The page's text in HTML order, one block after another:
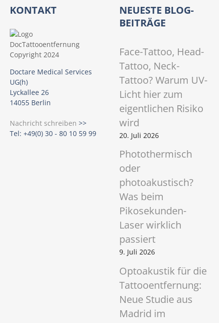
KONTAKT
Doctare Medical Services
UG(h)
Lyckallee 26
14055 Berlin
Nachricht schreiben >>
Tel: +49(0) 30 - 80 10 59 99
NEUESTE BLOG-
BEITRÄGE
Face-Tattoo, Head-
Tattoo, Neck-
Tattoo? Warum UV-
Licht hier zum
eigentlichen Risiko
wird
20. Juli 2026
Photothermisch
oder
photoakustisch?
Was beim
Pikosekunden-
Laser wirklich
passiert
9. Juli 2026
Optoakustik für die
Tattooentfernung:
Neue Studie aus
Madrid im